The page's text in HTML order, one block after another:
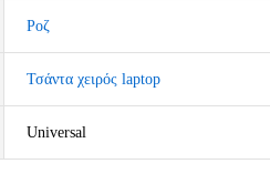
Ροζ
Τσάντα χειρός laptop
Universal